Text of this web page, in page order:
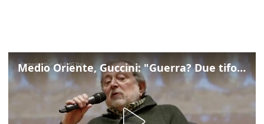
Medio Oriente, Guccini: "Guerra? Due tifoserie che si urlano contro e dimenticano vittime"